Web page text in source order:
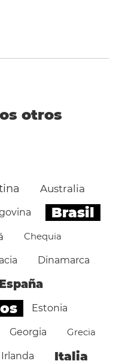
otros
Australia
Brasil
Chequia
Dinamarca
España
Estonia
Georgia Grecia
Irlanda Italia